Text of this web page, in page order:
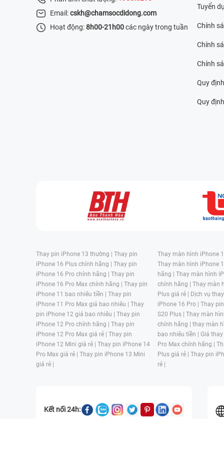
Email:cskh@chamsocdidong.com
Hoạt động:8h00-21h00các ngày trong tuần
Tuyển
Chính
Chính
Chính
Quy
Quy
Thay pin iPhone 13 thường | Thay pin
iPhone 16 Plus chính hãng | Thay pin
iPhone 16 Pro chính hãng | Thay pin
iPhone 16 Pro Max chính hãng | Thay pin
iPhone 11 bao nhiêu tiền | Thay pin
iPhone 11 Pro Max giá bao nhiêu | Thay
pin iPhone 12 giá bao nhiêu | Thay pin
iPhone 12 Pro chính hãng | Thay pin
iPhone 12 Pro Max giá rẻ | Thay pin
iPhone 12 Mini giá rẻ | Thay pin iPhone 14
Pro Max giá rẻ | Thay pin iPhone 13 Mini
giá rẻ |
Thay màn hình iPhone
Thay màn hình iPhone
hãng | Thay màn hình
chính hãng | Thay màn
Plus giá rẻ |
Dịch vụ
iPhone 16 Pro | Thay
S20 Plus | Thay màn
chính hãng | thay màn
bao nhiêu tiền | Giá
Pro Max chính hãng |
Plus giá rẻ | Thay pin
rẻ |
Kết nối 24h: